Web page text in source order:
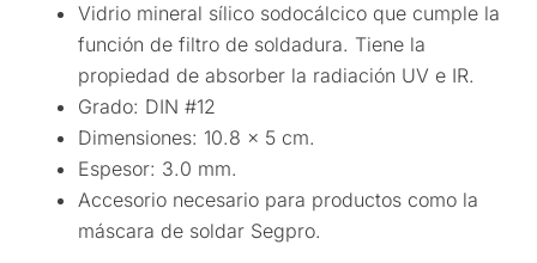
Vidrio mineral sílico sodocálcico que cumple la
función de filtro de soldadura. Tiene la
propiedad de absorber la radiación UV e IR.
Grado: DIN #12
Dimensiones: 10.8 x 5 cm.
Espesor: 3.0 mm.
Accesorio necesario para productos como la
máscara de soldar Segpro.